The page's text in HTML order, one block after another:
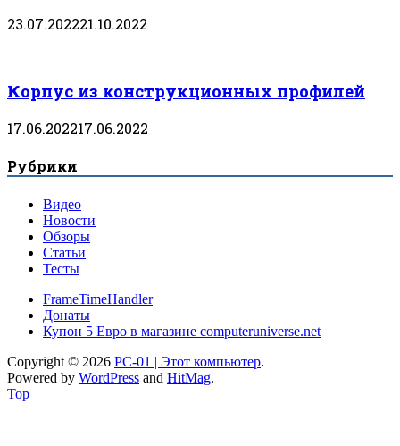
23.07.202221.10.2022
Корпус из конструкционных профилей
17.06.202217.06.2022
Рубрики
Видео
Новости
Обзоры
Статьи
Тесты
FrameTimeHandler
Донаты
Купон 5 Евро в магазине computeruniverse.net
Copyright © 2026 PC-01 | Этот компьютер.
Powered by WordPress and HitMag.
Top